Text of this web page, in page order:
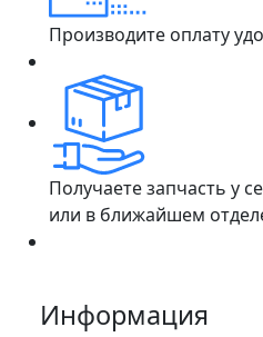
Производите оплату
Получаете запчасть у
или в ближайшем
Информация